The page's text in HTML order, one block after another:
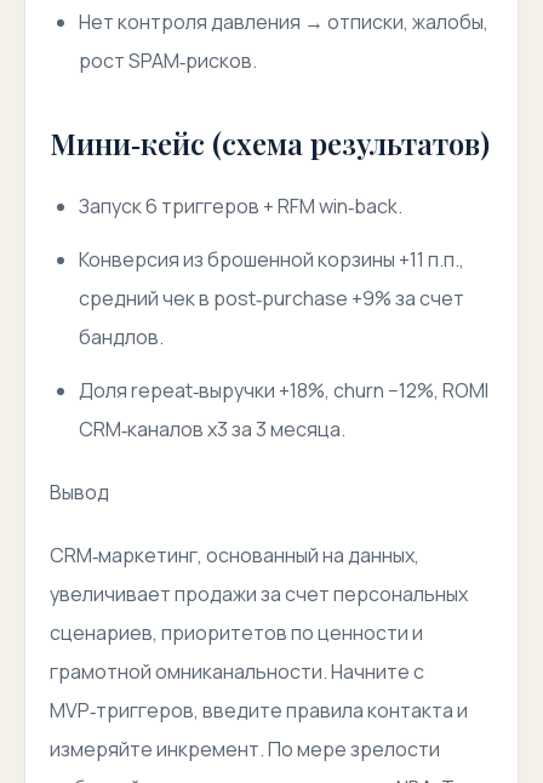
Нет контроля давления → отписки, жалобы,
рост SPAМ‑рисков.
Мини‑кейс (схема результатов)
Запуск 6 триггеров + RFM win‑back.
Конверсия из брошенной корзины +11 п.п.,
средний чек в post‑purchase +9% за счет
бандлов.
Доля repeat‑выручки +18%, churn −12%, ROMI
CRM‑каналов x3 за 3 месяца.
Вывод
CRM‑маркетинг, основанный на данных,
увеличивает продажи за счет персональных
сценариев, приоритетов по ценности и
грамотной омниканальности. Начните с
MVP‑триггеров, введите правила контакта и
измеряйте инкремент. По мере зрелости